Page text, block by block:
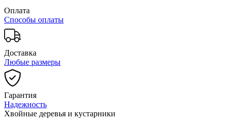
Оплата
Способы оплаты
Доставка
Любые размеры
Гарантия
Надежность
Хвойные деревья и кустарники